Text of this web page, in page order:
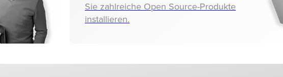
Sie zahlreiche Open Source-Produkte
installieren.